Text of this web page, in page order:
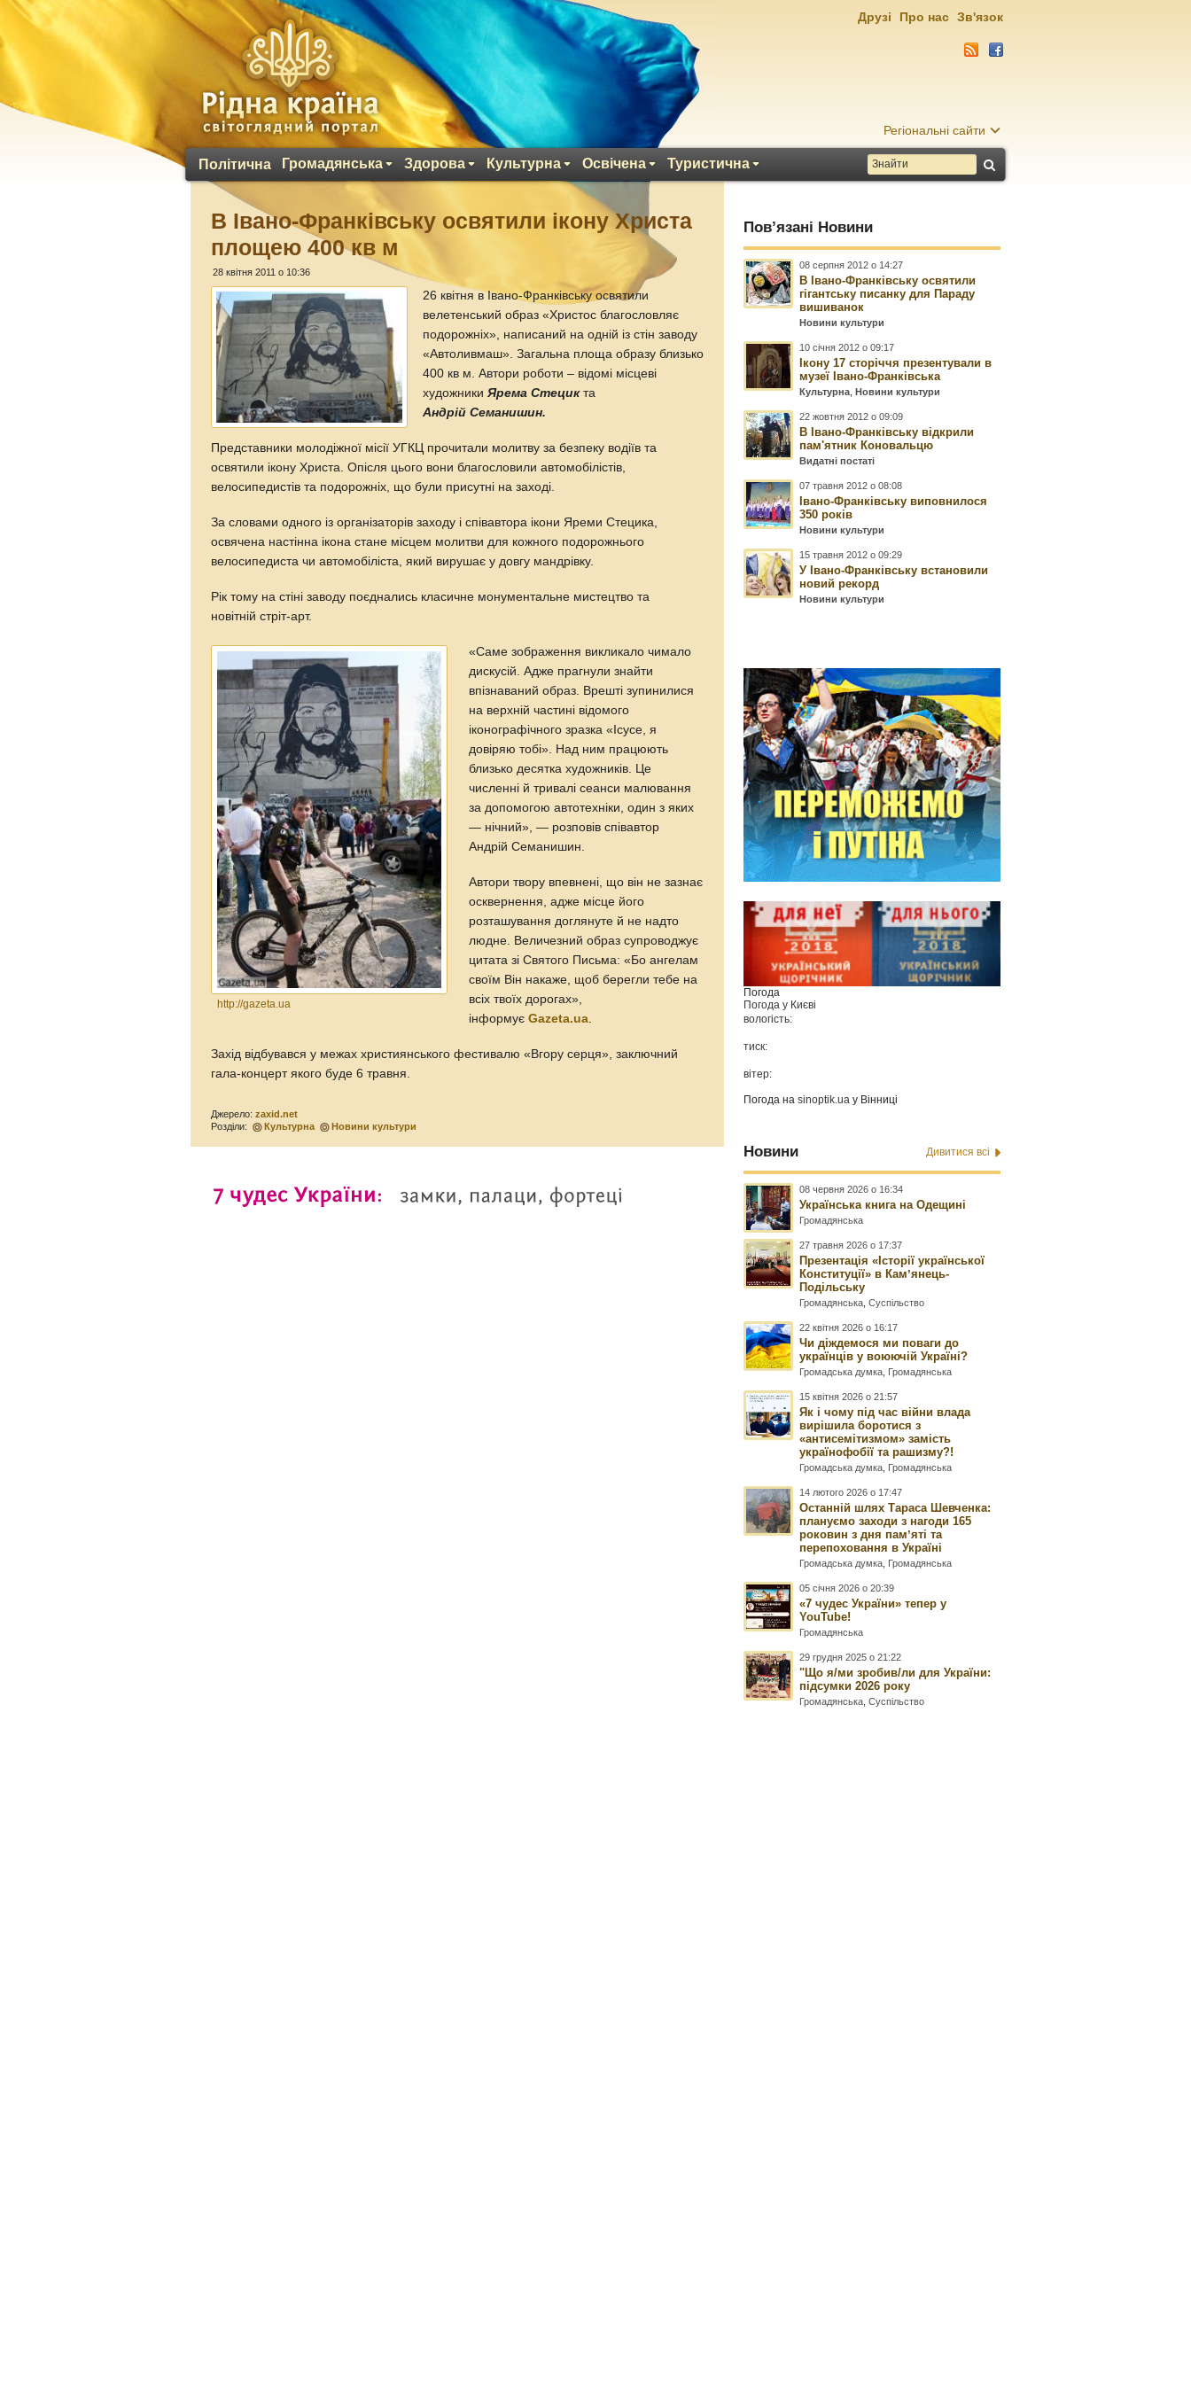
Регіональні сайти
Політична Громадянська Здорова Культурна Освічена Туристична
Друзі Про нас Зв'язок
В Івано-Франківську освятили ікону Христа
площею 400 кв м
28 квітня 2011 о 10:36
26 квітня в Івано-Франківську освятили
велетенський образ «Христос благословляє
подорожніх», написаний на одній із стін заводу
«Автоливмаш». Загальна площа образу близько
400 кв м. Автори роботи – відомі місцеві
художники Ярема Стецикта
Андрій Семанишин.
Представники молодіжної місії УГКЦ прочитали молитву за безпеку водіїв та
освятили ікону Христа. Опісля цього вони благословили автомобілістів,
велосипедистів та подорожніх, що були присутні на заході.
За словами одного із організаторів заходу і співавтора ікони Яреми Стецика,
освячена настінна ікона стане місцем молитви для кожного подорожнього
велосипедиста чи автомобіліста, який вирушає у довгу мандрівку.
Рік тому на стіні заводу поєднались класичне монументальне мистецтво та
новітній стріт-арт.
http://gazeta.ua
«Саме зображення викликало чимало
дискусій. Адже прагнули знайти
впізнаваний образ. Врешті зупинилися
на верхній частині відомого
іконографічного зразка «Ісусе, я
довіряю тобі». Над ним працюють
близько десятка художників. Це
численні й тривалі сеанси малювання
за допомогою автотехніки, один з яких
— нічний», — розповів співавтор
Андрій Семанишин.
Автори твору впевнені, що він не зазнає
осквернення, адже місце його
розташування доглянуте й не надто
людне. Величезний образ супроводжує
цитата зі Святого Письма: «Бо ангелам
своїм Він накаже, щоб берегли тебе на
всіх твоїх дорогах»,
інформуєGazeta.ua
Захід відбувався у межах християнського фестивалю «Вгору серця», заключний
гала-концерт якого буде 6 травня.
Джерело:zaxid.net
Розділи:
Культурна Новини культури
Пов’язані Новини
08 серпня 2012 о 14:27
В Івано-Франківську освятили
гігантську писанку для Параду
вишиванок
Новини культури
10 січня 2012 о 09:17
Ікону 17 сторіччя презентували в
музеї Івано-Франківська
Культурна ,Новини культури
22 жовтня 2012 о 09:09
В Івано-Франківську відкрили
пам'ятник Коновальцю
Видатні постаті
07 травня 2012 о 08:08
Івано-Франківську виповнилося
350 років
Новини культури
15 травня 2012 о 09:29
У Івано-Франківську встановили
новий рекорд
Новини культури
Погода
Погода у Києві
вологість:
тиск:
вітер:
Погода наsinoptik.ua у Вінниці
Новини Дивитися всі
08 червня 2026 о 16:34
Українська книга на Одещині
Громадянська
27 травня 2026 о 17:37
Презентація «Історії української
Конституції» в Камʼянець-
Подільську
Громадянська ,Суспільство
22 квітня 2026 о 16:17
Чи діждемося ми поваги до
українців у воюючій Україні?
Громадська думка Громадянська
15 квітня 2026 о 21:57
Як і чому під час війни влада
вирішила боротися з
«антисемітизмом» замість
українофобії та рашизму?!
Громадська думка Громадянська
14 лютого 2026 о 17:47
Останній шлях Тараса Шевченка:
плануємо заходи з нагоди 165
роковин з дня памʼяті та
перепоховання в Україні
Громадська думка Громадянська
05 січня 2026 о 20:39
«7 чудес України» тепер у
YouTube!
Громадянська
29 грудня 2025 о 21:22
"Що я/ми зробив/ли для України:
підсумки 2026 року
Громадянська ,Суспільство